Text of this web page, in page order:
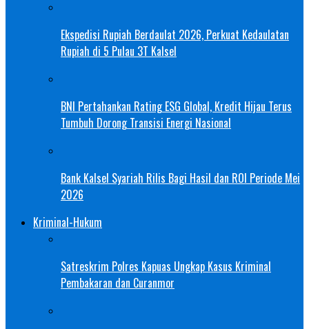
Ekspedisi Rupiah Berdaulat 2026, Perkuat Kedaulatan
Rupiah di 5 Pulau 3T Kalsel
BNI Pertahankan Rating ESG Global, Kredit Hijau Terus
Tumbuh Dorong Transisi Energi Nasional
Bank Kalsel Syariah Rilis Bagi Hasil dan ROI Periode Mei
2026
Kriminal-Hukum
Satreskrim Polres Kapuas Ungkap Kasus Kriminal
Pembakaran dan Curanmor